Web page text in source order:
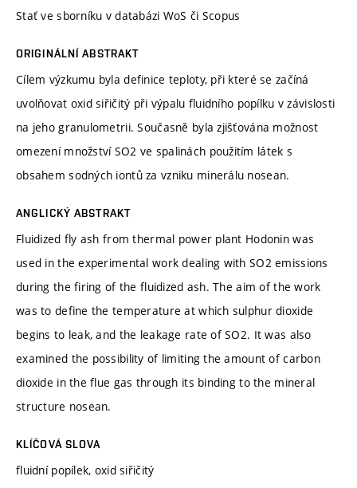
Stať ve sborníku v databázi WoS či Scopus
ORIGINÁLNÍ ABSTRAKT
Cílem výzkumu byla definice teploty, při které se začíná
uvolňovat oxid siřičitý při výpalu fluidního popílku v závislosti
na jeho granulometrii. Současně byla zjišťována možnost
omezení množství SO2 ve spalinách použitím látek s
obsahem sodných iontů za vzniku minerálu nosean.
ANGLICKÝ ABSTRAKT
Fluidized fly ash from thermal power plant Hodonin was
used in the experimental work dealing with SO2 emissions
during the firing of the fluidized ash. The aim of the work
was to define the temperature at which sulphur dioxide
begins to leak, and the leakage rate of SO2. It was also
examined the possibility of limiting the amount of carbon
dioxide in the flue gas through its binding to the mineral
structure nosean.
KLÍČOVÁ SLOVA
fluidní popílek, oxid siřičitý